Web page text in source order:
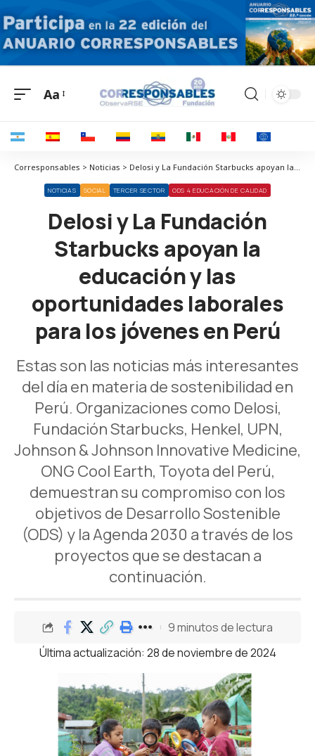
Aa
Corresponsables > Noticias > Delosi y La Fundación Starbucks apoyan la educación y las oportunidades laborales para los jóvenes en Perú
NOTICIAS SOCIAL TERCER SECTOR ODS 4 EDUCACIÓN DE CALIDAD
Delosi y La Fundación
Starbucks apoyan la
educación y las
oportunidades laborales
para los jóvenes en Perú
Estas son las noticias más interesantes
del día en materia de sostenibilidad en
Perú. Organizaciones como Delosi,
Fundación Starbucks, Henkel, UPN,
Johnson & Johnson Innovative Medicine,
ONG Cool Earth, Toyota del Perú,
demuestran su compromiso con los
objetivos de Desarrollo Sostenible
(ODS) y la Agenda 2030 a través de los
proyectos que se destacan a
continuación.
Última actualización: 28 de noviembre de 2024
9 minutos de lectura